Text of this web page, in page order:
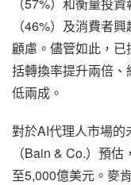
（46%）及消費者
顧慮。儘管如此，
括轉換率提升兩倍
低兩成。
對於AI代理人市場的
（Bain & Co.）預
至5,000億美元。麥